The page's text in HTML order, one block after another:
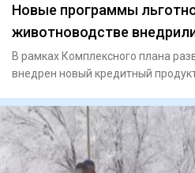
Новые программы
животноводстве
В рамках Комплексного плана
внедрен новый кредитный